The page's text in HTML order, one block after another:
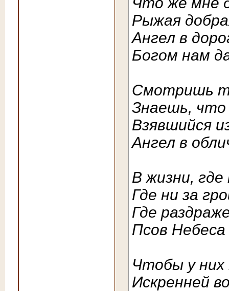
Рыжая
Ангел в
Богом нам
Смотришь
Знаешь, что
Взявшийся
Ангел в
В жизни,
Где ни за
Где
Псов
Чтобы у них
Искренней